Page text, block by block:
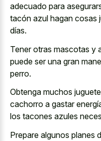
adecuado para
tacón azul hagan cosas
días.
Tener otras mascotas y
puede ser una gran
perro.
Obtenga muchos
cachorro a gastar
los tacones azules
Prepare algunos planes